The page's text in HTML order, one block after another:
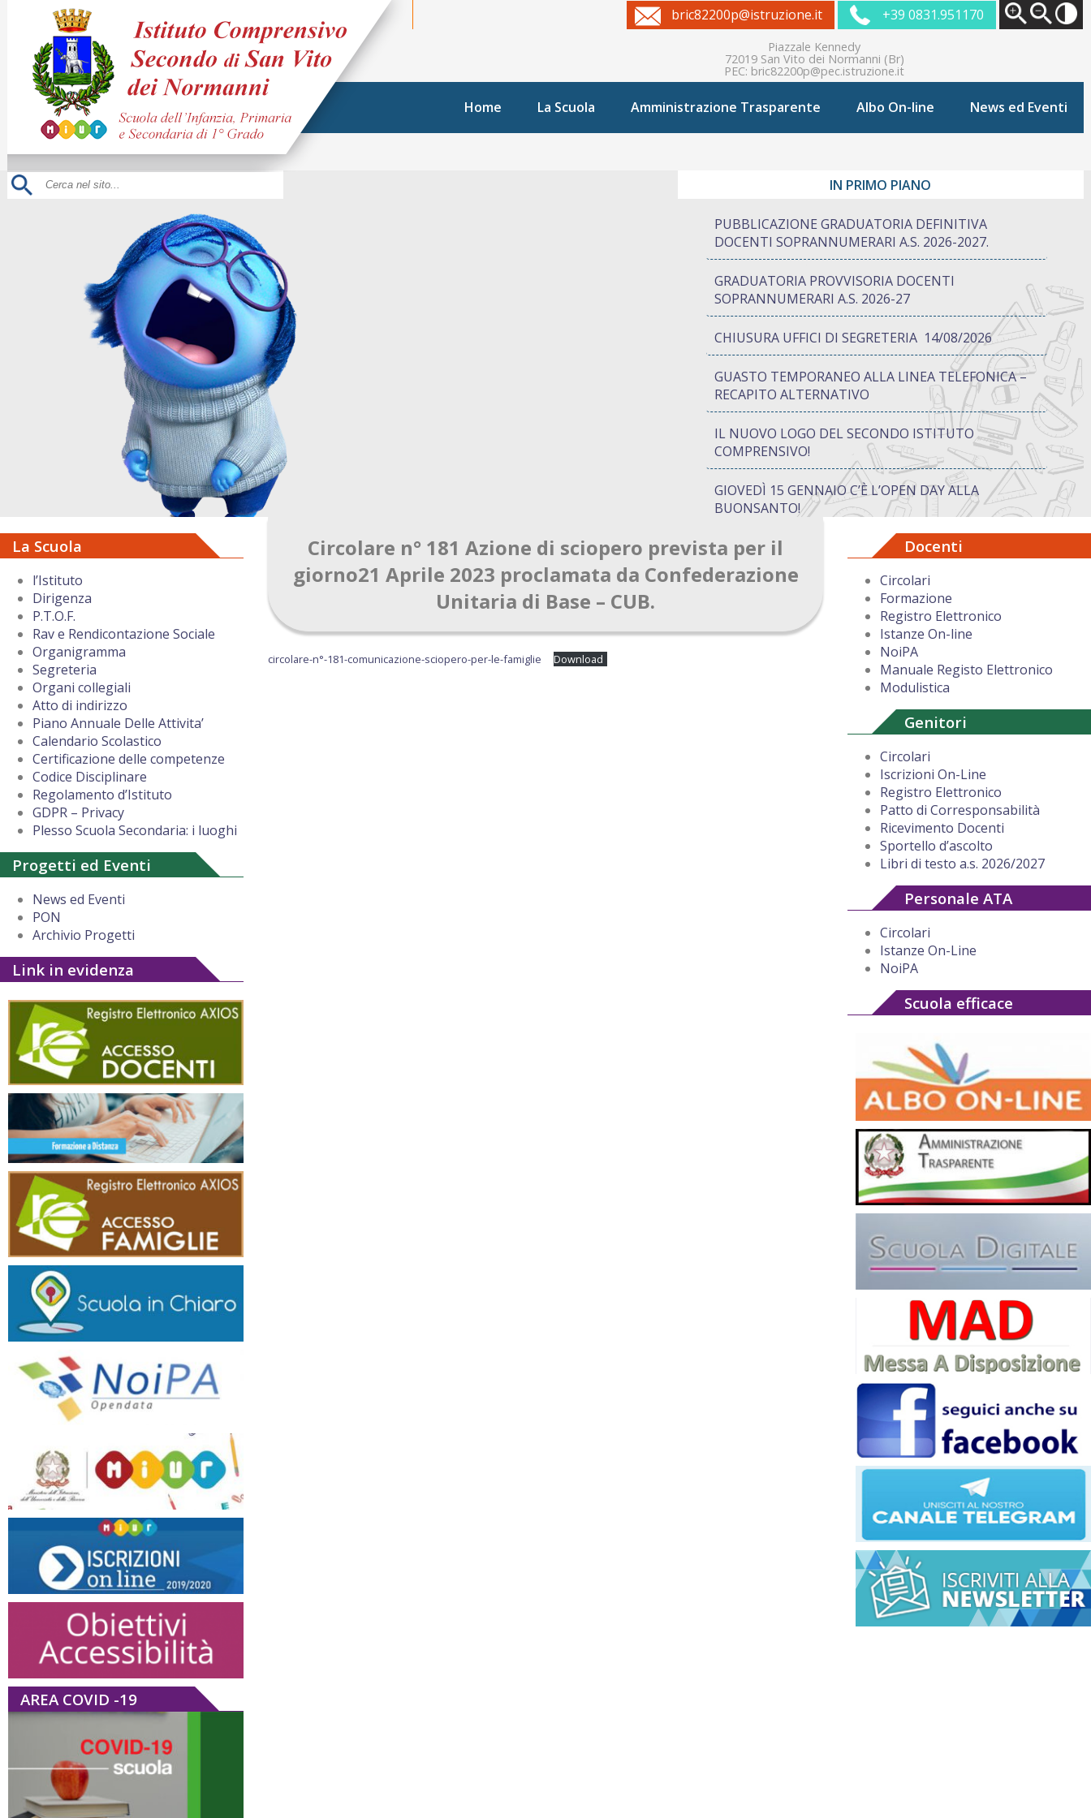
bric82200p@istruzione.it +39 0831.951170
Piazzale Kennedy
72019 San Vito dei Normanni (Br)
PEC: bric82200p@pec.istruzione.it
Home La Scuola Amministrazione Trasparente Albo On-line News ed Eventi
IN PRIMO PIANO
PUBBLICAZIONE GRADUATORIA DEFINITIVA
DOCENTI SOPRANNUMERARI A.S. 2026-2027.
GRADUATORIA PROVVISORIA DOCENTI
SOPRANNUMERARI A.S. 2026-27
CHIUSURA UFFICI DI SEGRETERIA 14/08/2026
GUASTO TEMPORANEO ALLA LINEA TELEFONICA –
RECAPITO ALTERNATIVO
IL NUOVO LOGO DEL SECONDO ISTITUTO
COMPRENSIVO!
GIOVEDÌ 15 GENNAIO C’È L’OPEN DAY ALLA
BUONSANTO!
PON “ATTIVA…MENTE” TRA CREATIVITÀ E GIOCO:
QUANDO IMPARARE DIVENTA UN’AVVENTURA
AUGURI DI BUON NATALE DAL DIRIGENTE
La Scuola
l’Istituto
Dirigenza
P.T.O.F.
Rav e Rendicontazione Sociale
Organigramma
Segreteria
Organi collegiali
Atto di indirizzo
Piano Annuale Delle Attivita’
Calendario Scolastico
Certificazione delle competenze
Codice Disciplinare
Regolamento d’Istituto
GDPR – Privacy
Plesso Scuola Secondaria: i luoghi
Progetti ed Eventi
News ed Eventi
PON
Archivio Progetti
Link in evidenza
AREA COVID -19
Circolare n° 181 Azione di sciopero prevista per il
giorno21 Aprile 2023 proclamata da Confederazione
Unitaria di Base – CUB.
circolare-n°-181-comunicazione-sciopero-per-le-famiglie Download
Docenti
Circolari
Formazione
Registro Elettronico
Istanze On-line
NoiPA
Manuale Registo Elettronico
Modulistica
Genitori
Circolari
Iscrizioni On-Line
Registro Elettronico
Patto di Corresponsabilità
Ricevimento Docenti
Sportello d’ascolto
Libri di testo a.s. 2026/2027
Personale ATA
Circolari
Istanze On-Line
NoiPA
Scuola efficace